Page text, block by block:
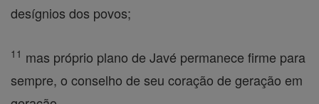
desígnios dos povos;
11 mas próprio plano de Javé permanece firme para
sempre, o conselho de seu coração de geração em